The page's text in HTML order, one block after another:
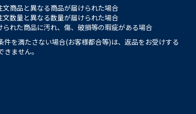
文商品と異なる商品が届けられた場合
文数量と異なる数量が届けられた場合
られた商品に汚れ、傷、破損等の瑕疵がある場合
件を満たさない場合(お客様都合等)は、返品をお受けする
きません。